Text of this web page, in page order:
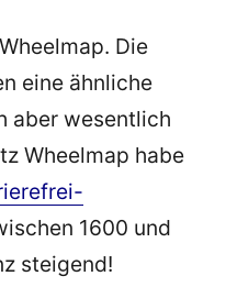
Die
eine ähnliche
aber wesentlich
Wheelmap habe
1600 und
steigend!